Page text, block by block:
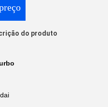
do produto